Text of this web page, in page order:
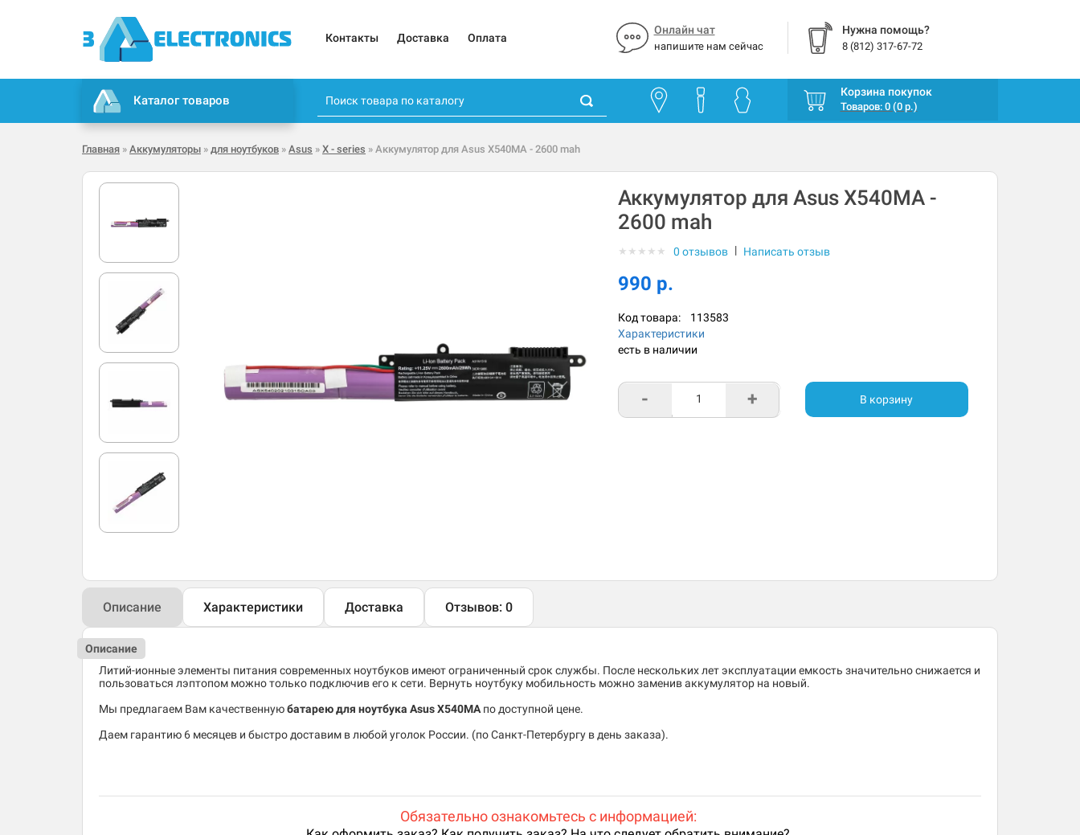
Контакты Доставка Оплата
Онлайн чат
напишите нам сейчас
Нужна помощь?
8 (812) 317-67-72
Каталог товаров
Корзина покупок
Товаров: 0 (0 р.)
Главная » Аккумуляторы » для ноутбуков » Asus » X - series » Аккумулятор для Asus X540MA - 2600 mah
Аккумулятор для Asus X540MA -
2600 mah
★ ★ ★ ★ ★ 0 отзывов | Написать отзыв
990 р.
Код товара: 113583
Характеристики
есть в наличии
- + В корзину
Описание Характеристики Доставка Отзывов: 0
Описание
Литий-ионные элементы питания современных ноутбуков имеют ограниченный срок службы. После нескольких лет эксплуатации емкость значительно снижается и
пользоваться лэптопом можно только подключив его к сети. Вернуть ноутбуку мобильность можно заменив аккумулятор на новый.
Мы предлагаем Вам качественнуюбатарею для ноутбука Asus X540MAпо доступной цене.
Даем гарантию 6 месяцев и быстро доставим в любой уголок России. (по Санкт-Петербургу в день заказа).
Обязательно ознакомьтесь с информацией: